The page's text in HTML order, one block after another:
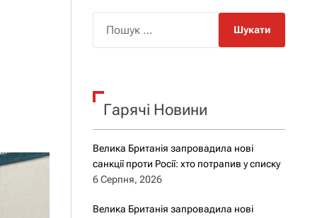
р
о
у
к
Гарячі Новини
Велика Британія запровадила нові
санкції проти Росії: хто потрапив у списку
6 Серпня, 2026
Велика Британія запровадила нові